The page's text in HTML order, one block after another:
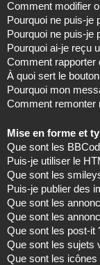
Comment modifier
Pourquoi ne puis-je
Pourquoi ne puis-je
Pourquoi ai-je reçu
Comment rapporter
À quoi sert le
Pourquoi mon
Comment remonter
Mise en forme et
Que sont les
Puis-je utiliser le
Que sont les
Puis-je publier des
Que sont les
Que sont les
Que sont les post-it
Que sont les sujets
Que sont les icônes